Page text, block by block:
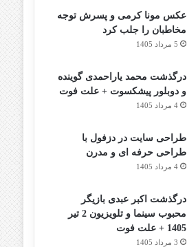
عکس مونا کرمی و پسرش توجه
مخاطبان را جلب کرد
5 مرداد 1405
درگذشت محمد یاراحمدی گوینده
و دوبلور پیشکسوت + علت فوت
4 مرداد 1405
طراحی سایت در دزفول با
طراحی حرفه‌ ای و مدرن
4 مرداد 1405
درگذشت اکبر عبدی بازیگر
محبوب سینما و تلویزیون 2 تیر
1405 + علت فوت
3 مرداد 1405